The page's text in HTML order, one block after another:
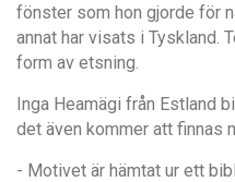
fönster som hon gjorde för
annat har visats i Tyskland.
form av etsning.
Inga Heamägi från Estland
det även kommer att finnas
- Motivet är hämtat ur ett